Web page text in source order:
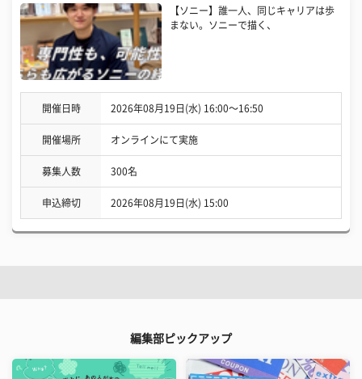
【ソニー】誰一人、同じキャリアは歩
まない。ソニーで描く、
開催日時 2026年08月19日(水) 16:00〜16:50
開催場所 オンラインにて実施
募集人数 300名
申込締切 2026年08月19日(水) 15:00
編集部ピックアップ